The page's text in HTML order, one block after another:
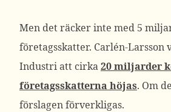
Men det räcker inte med 5
företagsskatter. Carlén-Larsson
Industri att cirka20 miljarder
företagsskatterna höjas. Om
förslagen förverkligas.